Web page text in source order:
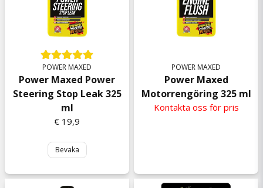
POWER MAXED
Power Maxed Power
Steering Stop Leak 325
ml
€ 19,9
Bevaka
POWER MAXED
Power Maxed
Motorrengöring 325 ml
Kontakta oss för pris